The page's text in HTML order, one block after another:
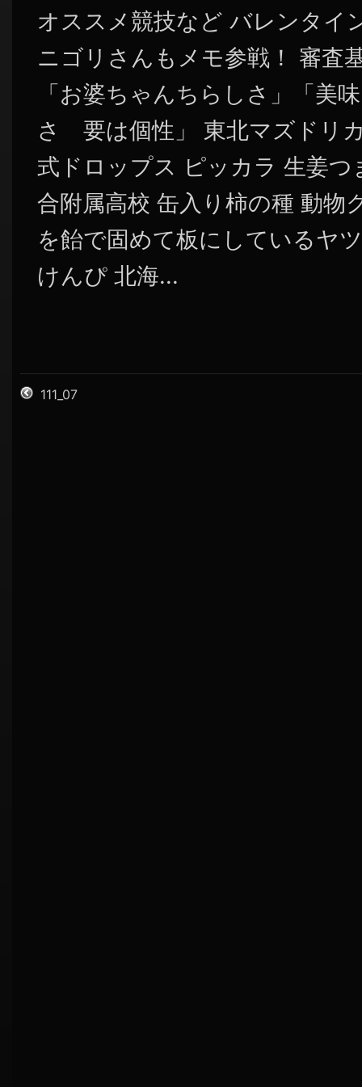
オススメ競技など バレンタイ
ニゴリさんもメモ参戦！ 審査
「お婆ちゃんちらしさ」「美
さ 要は個性」 東北マズドリ
式ドロップス ピッカラ 生姜つ
合附属高校 缶入り柿の種 動物
を飴で固めて板にしているヤ
けんぴ 北海...
111_07